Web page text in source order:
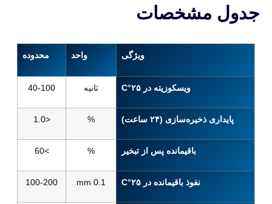
جدول مشخصات
ویژگی واحد محدوده
ویسکوزیته در ۲۵°C ثانیه 40-100
پایداری ذخیره‌سازی (۲۴ ساعت) %
<1.0
باقیمانده پس از تبخیر %
>60
نفوذ باقیمانده در ۲۵°C 0.1 mm
100-200